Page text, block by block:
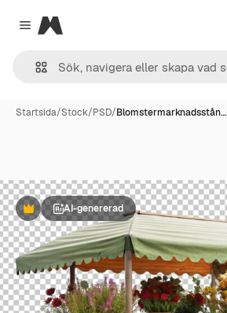
Close menu
Magnific
Startsida/Stock/PSD/Blomstermarknadsstån…
Premie AI-genererad